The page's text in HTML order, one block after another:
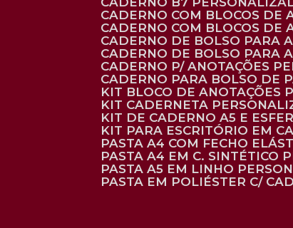
CADERNO COM BLOCOS DE
CADERNO COM BLOCOS DE
CADERNO DE BOLSO PARA
CADERNO DE BOLSO PARA
CADERNO P/ ANOTAÇÕES
CADERNO PARA BOLSO DE
KIT BLOCO DE ANOTAÇÕES
KIT CADERNETA
KIT DE CADERNO A5 E
KIT PARA ESCRITÓRIO EM
PASTA A4 COM FECHO
PASTA A4 EM C. SINTÉTICO
PASTA A5 EM LINHO
PASTA EM POLIÉSTER C/